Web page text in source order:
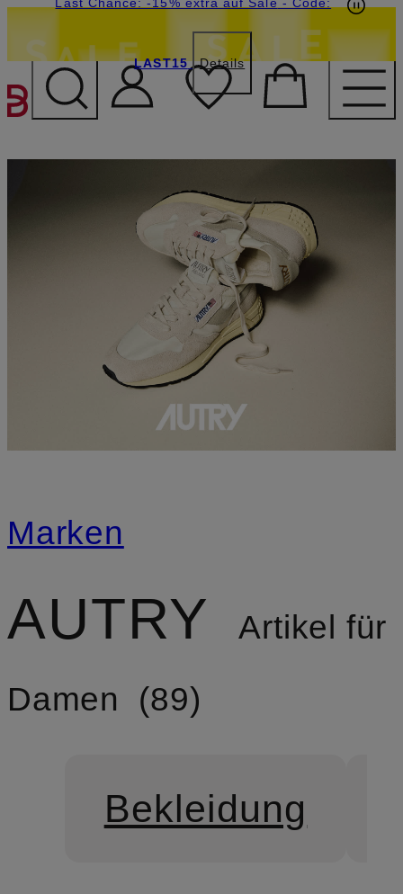
ZUM HAUPTINHALT
LAST15 Details
Marken
AUTRY
Artikel für
Damen
89
Bekleidung